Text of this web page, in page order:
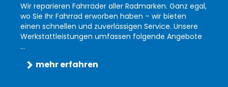
Wir reparieren Fahrräder aller Radmarken. Ganz egal,
wo Sie Ihr Fahrrad erworben haben – wir bieten
einen schnellen und zuverlässigen Service. Unsere
Werkstattleistungen umfassen folgende Angebote
...
mehr erfahren